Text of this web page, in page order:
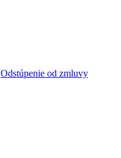
Odstúpenie od zmluvy